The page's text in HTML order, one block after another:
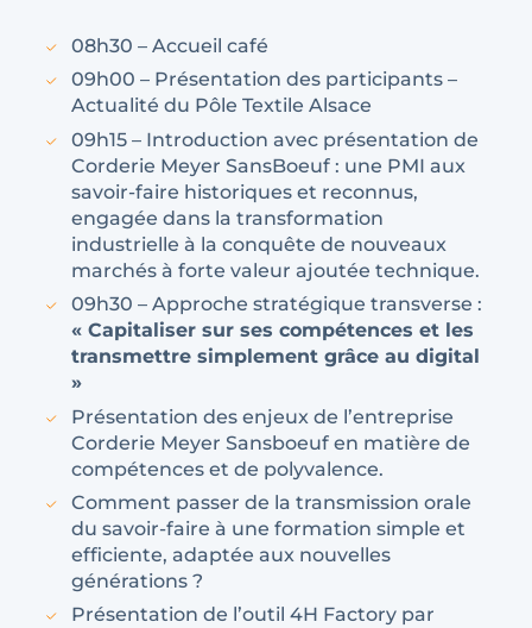
08h30 – Accueil café
09h00 – Présentation des participants –
Actualité du Pôle Textile Alsace
09h15 – Introduction avec présentation de
Corderie Meyer SansBoeuf : une PMI aux
savoir-faire historiques et reconnus,
engagée dans la transformation
industrielle à la conquête de nouveaux
marchés à forte valeur ajoutée technique.
09h30 – Approche stratégique transverse :
« Capitaliser sur ses compétences et les
transmettre simplement grâce au digital
»
Présentation des enjeux de l’entreprise
Corderie Meyer Sansboeuf en matière de
compétences et de polyvalence.
Comment passer de la transmission orale
du savoir-faire à une formation simple et
efficiente, adaptée aux nouvelles
générations ?
Présentation de l’outil 4H Factory par